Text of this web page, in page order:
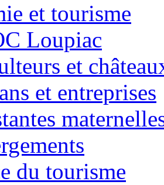
et tourisme
Loupiac
et
et entreprises
du tourisme